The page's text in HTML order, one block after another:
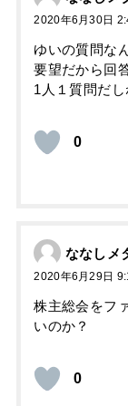
2020年6月30日
ゆいの質問な
要望だから回
1人１質問だし
0
ななしメ
2020年6月29日
株主総会をフ
いのか？
0